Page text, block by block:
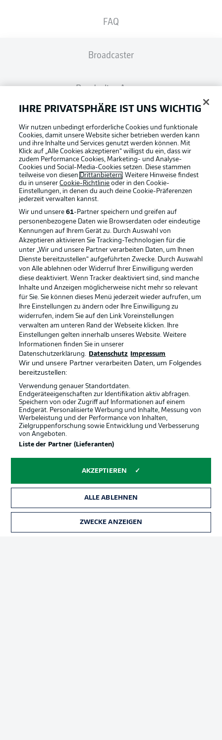
FAQ
Broadcaster
Bundesliga App
#BundesligaWIRKT
Common Ground
Mitfahrportal
BUNDESLIGA-GRUPPE
Sprachauswahl
Deutsch Anzeige Modus
Login
Football as it's meant to be
BUNDESLIGA APP
Offizielle Partner
Rechtliche Hinweise Voreinstellungen verwalten
IHRE PRIVATSPHÄRE IST UNS WICHTIG
Wir nutzen unbedingt erforderliche Cookies und funktionale
Cookies, damit unsere Website sicher betrieben werden kann
und ihre Inhalte und Services genutzt werden können. Mit
Klick auf „Alle Cookies akzeptieren“ willigst du ein, dass wir
zudem Performance Cookies, Marketing- und Analyse-
Cookies und Social-Media-Cookies setzen. Diese stammen
teilweise von diesen Drittanbietern. Weitere Hinweise findest
du in unsererCookie-Richtlinie oder in den Cookie-
Einstellungen, in denen du auch deine Cookie-Präferenzen
jederzeit verwalten kannst.
Wir und unsere61-Partner speichern und greifen auf
personenbezogene Daten wie Browserdaten oder eindeutige
Kennungen auf Ihrem Gerät zu. Durch Auswahl von
Akzeptieren aktivieren Sie Tracking-Technologien für die
unter „Wir und unsere Partner verarbeiten Daten, um Ihnen
Dienste bereitzustellen“ aufgeführten Zwecke. Durch Auswahl
von Alle ablehnen oder Widerruf Ihrer Einwilligung werden
diese deaktiviert. Wenn Tracker deaktiviert sind, sind manche
Inhalte und Anzeigen möglicherweise nicht mehr so relevant
für Sie. Sie können dieses Menü jederzeit wieder aufrufen, um
Ihre Einstellungen zu ändern oder Ihre Einwilligung zu
widerrufen, indem Sie auf den Link Voreinstellungen
verwalten am unteren Rand der Webseite klicken. Ihre
Einstellungen gelten innerhalb unseres Website. Weitere
Informationen finden Sie in unserer
Datenschutzerklärung.
Datenschutz Impressum
Wir und unsere Partner verarbeiten Daten, um Folgendes
bereitzustellen:
Verwendung genauer Standortdaten.
Endgeräteeigenschaften zur Identifikation aktiv abfragen.
Speichern von oder Zugriff auf Informationen auf einem
Endgerät. Personalisierte Werbung und Inhalte, Messung von
Werbeleistung und der Performance von Inhalten,
Zielgruppenforschung sowie Entwicklung und Verbesserung
von Angeboten.
Liste der Partner (Lieferanten)
AKZEPTIEREN
ALLE ABLEHNEN
ZWECKE ANZEIGEN